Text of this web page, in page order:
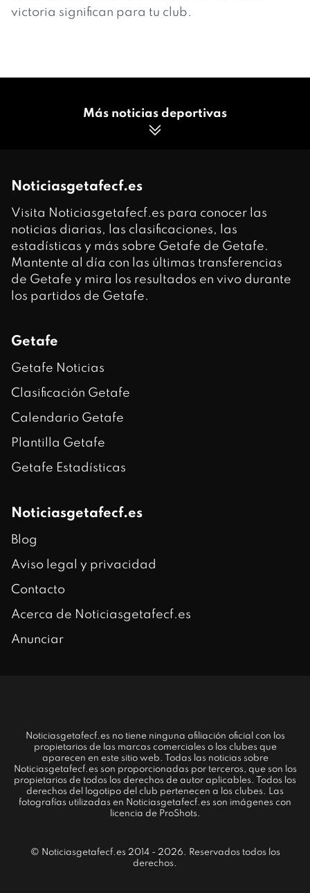
victoria significan para tu club.
Más noticias deportivas
Noticiasgetafecf.es
Visita Noticiasgetafecf.es para conocer las
noticias diarias, las clasificaciones, las
estadísticas y más sobre Getafe de Getafe.
Mantente al día con las últimas transferencias
de Getafe y mira los resultados en vivo durante
los partidos de Getafe.
Getafe
Getafe Noticias
Clasificación Getafe
Calendario Getafe
Plantilla Getafe
Getafe Estadísticas
Noticiasgetafecf.es
Blog
Aviso legal y privacidad
Contacto
Acerca de Noticiasgetafecf.es
Anunciar
Noticiasgetafecf.es no tiene ninguna afiliación oficial con los
propietarios de las marcas comerciales o los clubes que
aparecen en este sitio web. Todas las noticias sobre
Noticiasgetafecf.es son proporcionadas por terceros, que son los
propietarios de todos los derechos de autor aplicables. Todos los
derechos del logotipo del club pertenecen a los clubes. Las
fotografías utilizadas en Noticiasgetafecf.es son imágenes con
licencia de ProShots.
© Noticiasgetafecf.es 2014 - 2026. Reservados todos los
derechos.